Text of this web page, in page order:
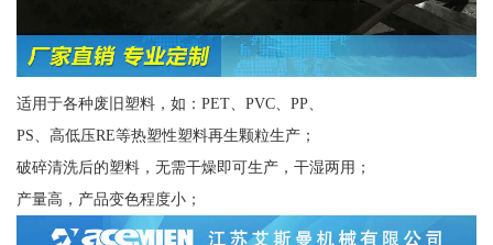
适用于各种废旧塑料，如：PET、PVC、PP、
PS、高低压RE等热塑性塑料再生颗粒生产；
破碎清洗后的塑料，无需干燥即可生产，干湿两用；
产量高，产品变色程度小；